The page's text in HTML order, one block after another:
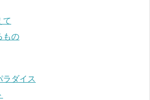
て
もの
ラダイス